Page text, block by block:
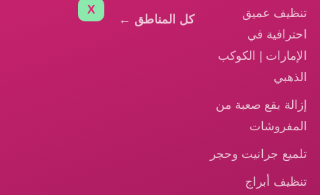
تنظيف عميق
احترافية في
الإمارات | الكوكب
الذهبي
إزالة بقع صعبة من
المفروشات
تلميع جرانيت وحجر
تنظيف أبراج
كل المناطق ←
X